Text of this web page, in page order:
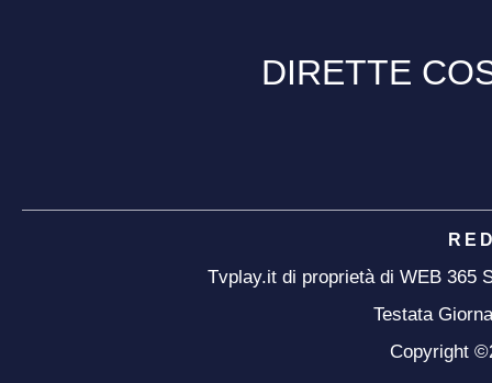
DIRETTE
Tvplay.it di proprietà di WEB 365
Testata
Copyright